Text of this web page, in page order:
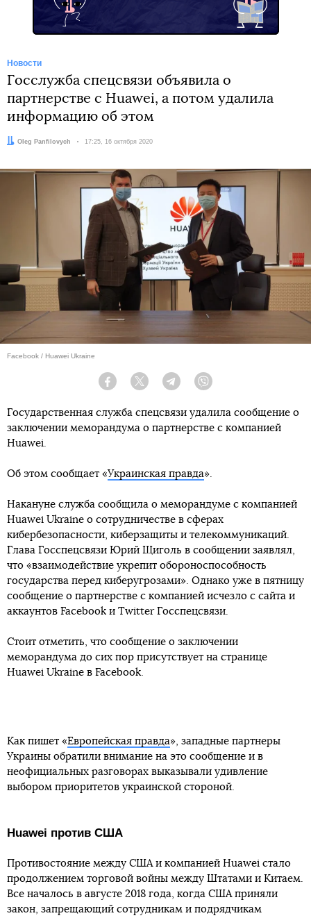
Новости
Госслужба спецсвязи объявила о
партнерстве с Huawei, а потом удалила
информацию об этом
Автор:
Oleg Panfilovych Дата:
17:25, 16 октября 2020
Facebook / Huawei Ukraine
Facebook Twitter Telegram
Государственная служба спецсвязи удалила сообщение о
заключении меморандума о партнерстве с компанией
Huawei.
Об этом сообщает «Украинская правда».
Накануне служба сообщила о меморандуме с компанией
Huawei Ukraine о сотрудничестве в сферах
кибербезопасности, киберзащиты и телекоммуникаций.
Глава Госспецсвязи Юрий Щиголь в сообщении заявлял,
что «взаимодействие укрепит обороноспособность
государства перед киберугрозами». Однако уже в пятницу
сообщение о партнерстве с компанией исчезло с сайта и
аккаунтов Facebook и Twitter Госспецсвязи.
Стоит отметить, что сообщение о заключении
меморандума до сих пор присутствует на странице
Huawei Ukraine в Facebook.
Как пишет «Европейская правда», западные партнеры
Украины обратили внимание на это сообщение и в
неофициальных разговорах выказывали удивление
выбором приоритетов украинской стороной.
Huawei против США
Противостояние между США и компанией Huawei стало
продолжением торговой войны между Штатами и Китаем.
Все началось в августе 2018 года, когда США приняли
закон, запрещающий сотрудникам и подрядчикам